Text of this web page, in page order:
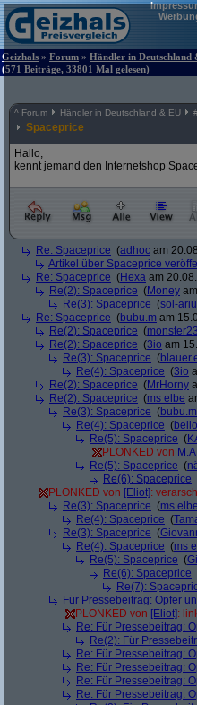
Geizhals » Forum » Händler in Deutschland
(571 Beiträge, 33801 Mal gelesen)
^ Forum Händler in Deutschland & EU
Spaceprice
Hallo,
kennt jemand den Internetshop
Re: Spaceprice (adhoc am
Artikel über Spaceprice
Re: Spaceprice (Hexa am
Re(2): Spaceprice (Money
Re(3): Spaceprice (sol-
Re: Spaceprice (bubu.m am
Re(2): Spaceprice (monster23
Re(2): Spaceprice (3io am
Re(3): Spaceprice (
Re(4): Spaceprice (3io
Re(2): Spaceprice (MrHorny
Re(2): Spaceprice (ms elbe
Re(3): Spaceprice (bubu.m
Re(4): Spaceprice (
Re(5): Spaceprice (
PLONKED von
Re(5): Spaceprice (
Re(6): Spaceprice
PLONKED von [Eliot]:
Re(3): Spaceprice (ms elbe
Re(4): Spaceprice (
Re(3): Spaceprice (
Re(4): Spaceprice (ms
Re(5): Spaceprice (
Re(6): Spaceprice
Re(7):
Für Pressebeitrag: Opfer
PLONKED von [Eliot]:
Re: Für Pressebeitrag:
Re(2): Für
Re: Für Pressebeitrag:
Re: Für Pressebeitrag:
Re: Für Pressebeitrag:
Re: Für Pressebeitrag: